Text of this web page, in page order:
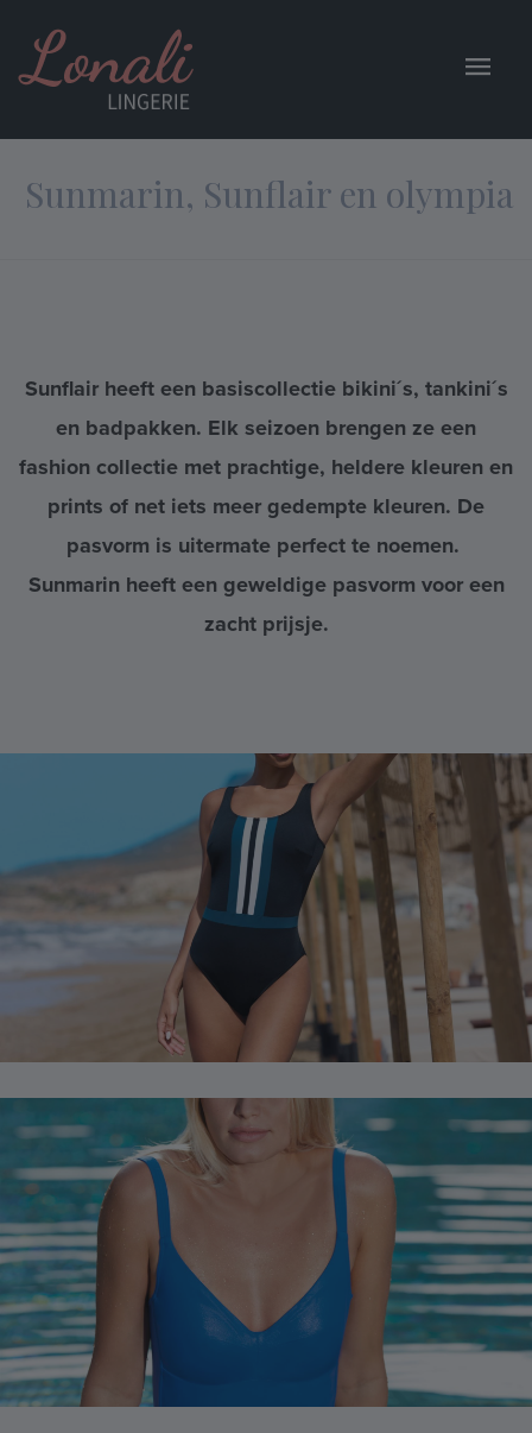
Sunmarin, Sunflair en olympia
Sunflair heeft een basiscollectie bikini´s, tankini´s
en badpakken. Elk seizoen brengen ze een
fashion collectie met prachtige, heldere kleuren en
prints of net iets meer gedempte kleuren. De
pasvorm is uitermate perfect te noemen.
Sunmarin heeft een geweldige pasvorm voor een
zacht prijsje.